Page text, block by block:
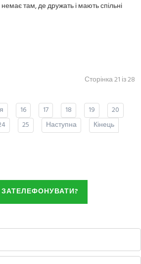
немає там, де дружать і мають спільні
Сторінка 21 із 28
16 17 18 19
20
25 Наступна Кінець